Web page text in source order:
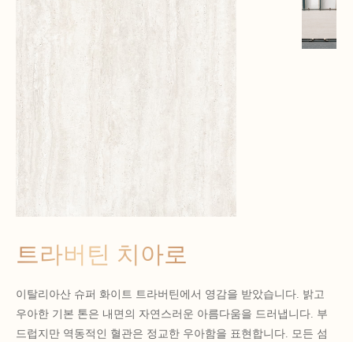
트라버틴 치아로
이탈리아산 슈퍼 화이트 트라버틴에서 영감을 받았습니다. 밝고
우아한 기본 톤은 내면의 자연스러운 아름다움을 드러냅니다. 부
드럽지만 역동적인 혈관은 정교한 우아함을 표현합니다. 모든 섬